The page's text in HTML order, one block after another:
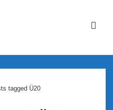
tagged Ü20